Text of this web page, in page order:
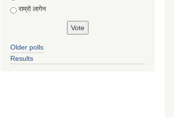
राम्रो लागेन
Older polls
Results